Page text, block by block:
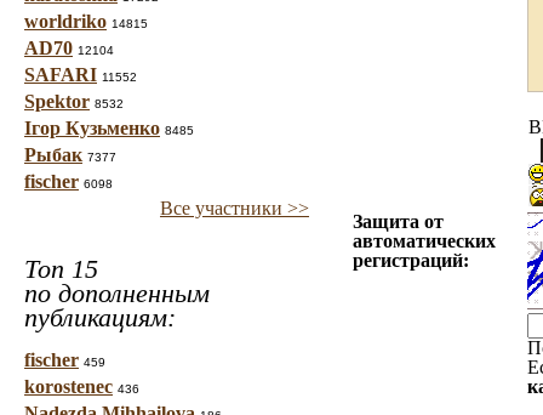
worldriko 14815
AD70 12104
SAFARI 11552
Spektor 8532
Ігор Кузьменко 8485
Рыбак 7377
fischer 6098
Все участники >>
Топ 15
по дополненным
публикациям:
fischer 459
korostenec 436
Защита от
автоматических
регистраций: